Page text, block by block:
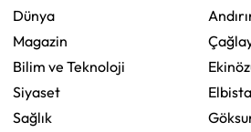
Dünya
Magazin
Bilim ve Teknoloji
Siyaset
Sağlık